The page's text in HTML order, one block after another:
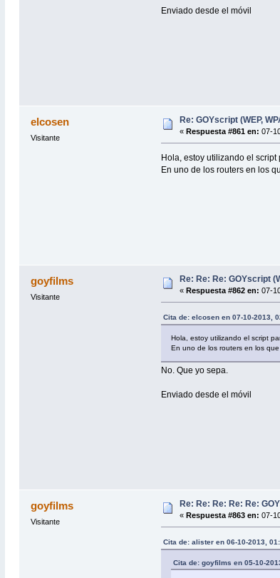
Enviado desde el móvil
elcosen
Visitante
Re: GOYscript (WEP,
« Respuesta #861 en: 07-
Hola, estoy utilizando el
En uno de los routers en los
goyfilms
Visitante
Re: Re: Re: GOYscript
« Respuesta #862 en: 07-
Cita de: elcosen en 07-10-2013,
Hola, estoy utilizando el script
En uno de los routers en los
No. Que yo sepa.
Enviado desde el móvil
goyfilms
Visitante
Re: Re: Re: Re: Re:
« Respuesta #863 en: 07-
Cita de: alister en 06-10-2013,
Cita de: goyfilms en 05-10-